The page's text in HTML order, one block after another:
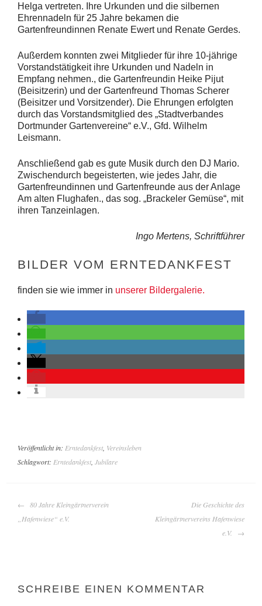
Helga vertreten. Ihre Urkunden und die silbernen
Ehrennadeln für 25 Jahre bekamen die
Gartenfreundinnen Renate Ewert und Renate Gerdes.
Außerdem konnten zwei Mitglieder für ihre 10-jährige
Vorstandstätigkeit ihre Urkunden und Nadeln in
Empfang nehmen., die Gartenfreundin Heike Pijut
(Beisitzerin) und der Gartenfreund Thomas Scherer
(Beisitzer und Vorsitzender). Die Ehrungen erfolgten
durch das Vorstandsmitglied des „Stadtverbandes
Dortmunder Gartenvereine“ e.V., Gfd. Wilhelm
Leismann.
Anschließend gab es gute Musik durch den DJ Mario.
Zwischendurch begeisterten, wie jedes Jahr, die
Gartenfreundinnen und Gartenfreunde aus der Anlage
Am alten Flughafen., das sog. „Brackeler Gemüse“, mit
ihren Tanzeinlagen.
Ingo Mertens, Schriftführer
BILDER VOM ERNTEDANKFEST
finden sie wie immer in unserer Bildergalerie.
Veröffentlicht in: Erntedankfest Vereinsleben
Schlagwort: Erntedankfest ,Jubilare
BEITRAGS-
NAVIGATION
80 Jahre Kleingärtnerverein
„Hafenwiese“ e.V.
Die Geschichte des
Kleingärtnervereins Hafenwiese
e.V.
SCHREIBE EINEN KOMMENTAR